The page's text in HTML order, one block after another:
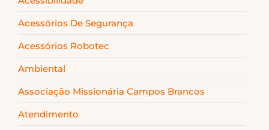
Acessórios De Segurança
Acessórios Robotec
Ambiental
Associação Missionária Campos Brancos
Atendimento